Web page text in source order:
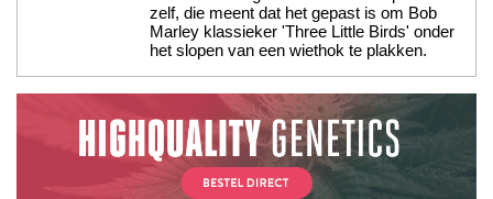
zelf, die meent dat het gepast is om Bob
Marley klassieker 'Three Little Birds' onder
het slopen van een wiethok te plakken.